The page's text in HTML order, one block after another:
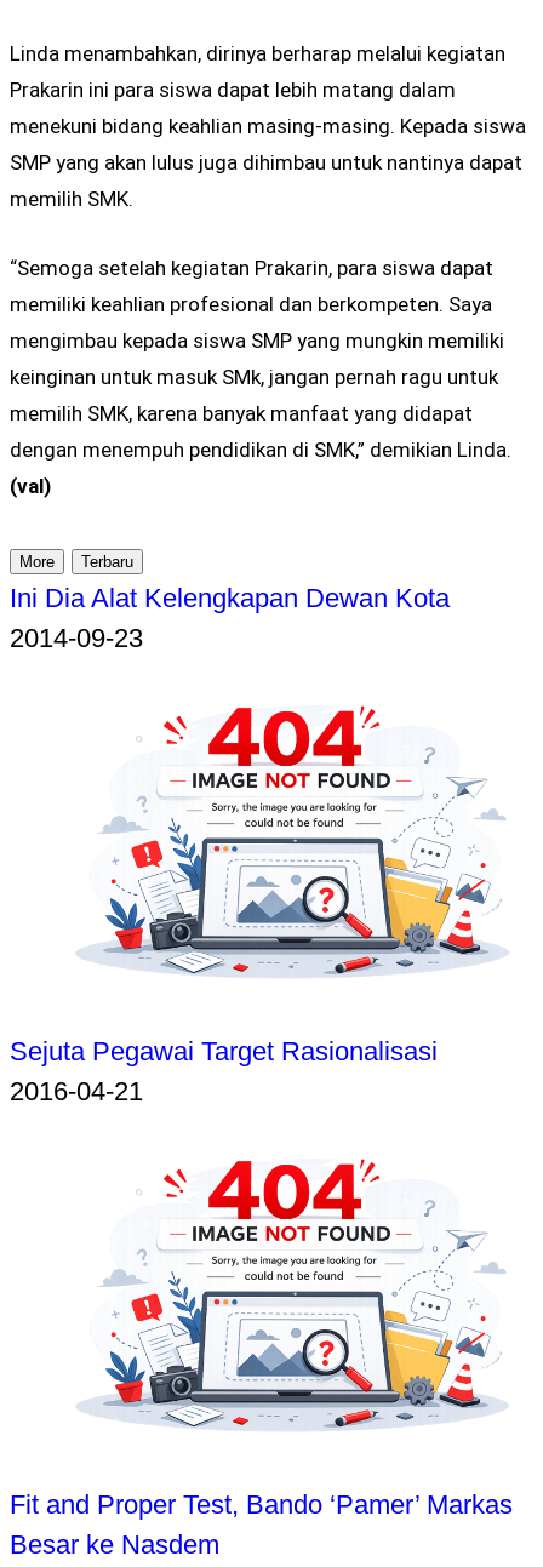
Linda menambahkan, dirinya berharap melalui kegiatan
Prakarin ini para siswa dapat lebih matang dalam
menekuni bidang keahlian masing-masing. Kepada siswa
SMP yang akan lulus juga dihimbau untuk nantinya dapat
memilih SMK.
“Semoga setelah kegiatan Prakarin, para siswa dapat
memiliki keahlian profesional dan berkompeten. Saya
mengimbau kepada siswa SMP yang mungkin memiliki
keinginan untuk masuk SMk, jangan pernah ragu untuk
memilih SMK, karena banyak manfaat yang didapat
dengan menempuh pendidikan di SMK,” demikian Linda.
(val)
More Terbaru
Ini Dia Alat Kelengkapan Dewan Kota
2014-09-23
Sejuta Pegawai Target Rasionalisasi
2016-04-21
Fit and Proper Test, Bando ‘Pamer’ Markas
Besar ke Nasdem